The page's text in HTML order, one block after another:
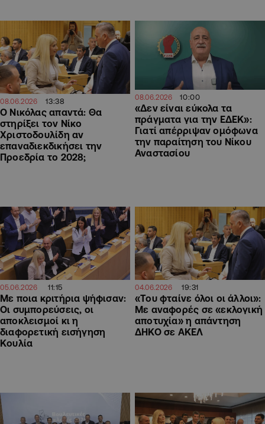
08.06.2026 13:38
Ο Νικόλας απαντά: Θα
στηρίξει τον Νίκο
Χριστοδουλίδη αν
επαναδιεκδικήσει την
Προεδρία το 2028;
08.06.2026 10:00
«Δεν είναι εύκολα τα
πράγματα για την ΕΔΕΚ»:
Γιατί απέρριψαν ομόφωνα
την παραίτηση του Νίκου
Αναστασίου
05.06.2026 11:15
Με ποια κριτήρια ψήφισαν:
Οι συμπορεύσεις, οι
αποκλεισμοί κι η
διαφορετική εισήγηση
Κουλία
04.06.2026 19:31
«Του φταίνε όλοι οι άλλοι»:
Με αναφορές σε «εκλογική
αποτυχία» η απάντηση
ΔΗΚΟ σε ΑΚΕΛ